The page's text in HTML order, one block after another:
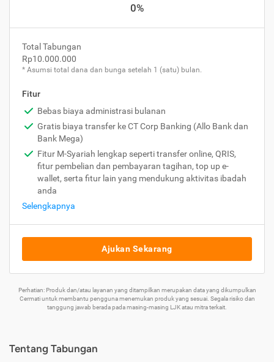
0%
Total Tabungan
Rp10.000.000
* Asumsi total dana dan bunga setelah 1 (satu) bulan.
Fitur
Bebas biaya administrasi bulanan
Gratis biaya transfer ke CT Corp Banking (Allo Bank dan
Bank Mega)
Fitur M-Syariah lengkap seperti transfer online, QRIS,
fitur pembelian dan pembayaran tagihan, top up e-
wallet, serta fitur lain yang mendukung aktivitas ibadah
anda
Selengkapnya
Ajukan Sekarang
Perhatian: Produk dan/atau layanan yang ditampilkan merupakan data yang dikumpulkan
Cermati untuk membantu pengguna menemukan produk yang sesuai. Segala risiko dan
tanggung jawab berada pada masing-masing LJK atau mitra terkait.
Tentang Tabungan